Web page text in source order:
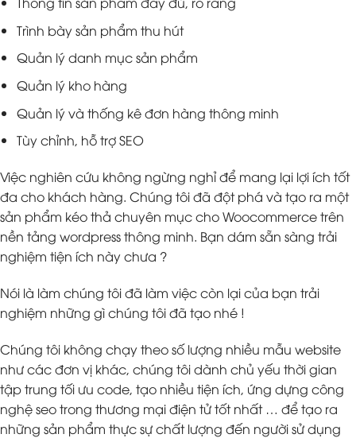
Trình bày sản phẩm thu hút
Quản lý danh mục sản phẩm
Quản lý kho hàng
Quản lý và thống kê đơn hàng thông minh
Tùy chỉnh, hỗ trợ SEO
Việc nghiên cứu không ngừng nghỉ để mang lại lợi ích tốt
đa cho khách hàng. Chúng tôi đã đột phá và tạo ra một
sản phẩm kéo thả chuyên mục cho Woocommerce trên
nền tảng wordpress thông minh. Bạn dám sẵn sàng trải
nghiệm tiện ích này chưa ?
Nói là làm chúng tôi đã làm việc còn lại của bạn trải
nghiệm những gì chúng tôi đã tạo nhé !
Chúng tôi không chạy theo số lượng nhiều mẫu website
như các đơn vị khác, chúng tôi dành chủ yếu thời gian
tập trung tối ưu code, tạo nhiều tiện ích, ứng dựng công
nghệ seo trong thương mại điện tử tốt nhất … để tạo ra
những sản phẩm thực sự chất lượng đến người sử dụng